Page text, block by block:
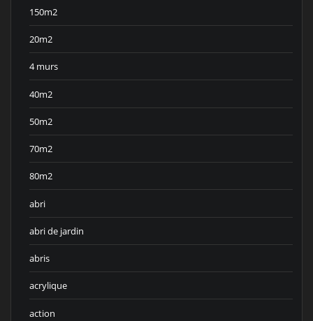
150m2
20m2
4 murs
40m2
50m2
70m2
80m2
abri
abri de jardin
abris
acrylique
action